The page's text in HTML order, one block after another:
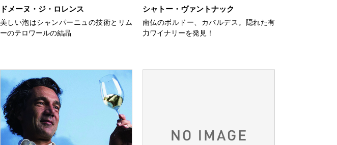
ドメーヌ・ジ・ロレンス
美しい泡はシャンパーニュの技術とリム
ーのテロワールの結晶
シャトー・ヴァントナック
南仏のボルドー、カバルデス。隠れた有
力ワイナリーを発見！